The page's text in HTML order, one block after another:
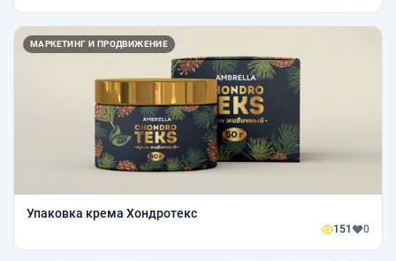
МАРКЕТИНГ И ПРОДВИЖЕНИЕ
Упаковка крема Хондротекс
151 0